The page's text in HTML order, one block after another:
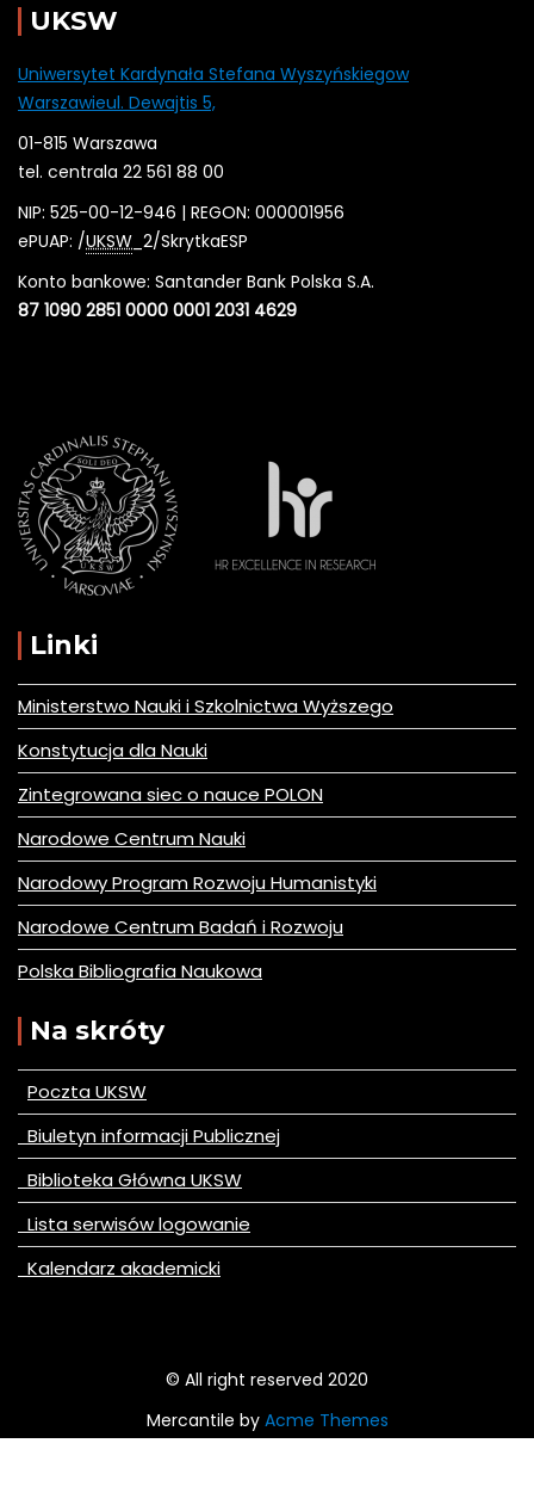
UKSW
Uniwersytet Kardynała Stefana Wyszyńskiegow
Warszawieul. Dewajtis 5,
01-815 Warszawa
tel. centrala 22 561 88 00
NIP: 525-00-12-946 | REGON: 000001956
ePUAP: /UKSW _2/SkrytkaESP
Konto bankowe: Santander Bank Polska S.A.
87 1090 2851 0000 0001 2031 4629
Linki
Ministerstwo Nauki i Szkolnictwa Wyższego
Konstytucja dla Nauki
Zintegrowana siec o nauce POLON
Narodowe Centrum Nauki
Narodowy Program Rozwoju Humanistyki
Narodowe Centrum Badań i Rozwoju
Polska Bibliografia Naukowa
Na skróty
Poczta UKSW
Biuletyn informacji Publicznej
Biblioteka Główna UKSW
Lista serwisów logowanie
Kalendarz akademicki
© All right reserved 2020
Mercantile by Acme Themes